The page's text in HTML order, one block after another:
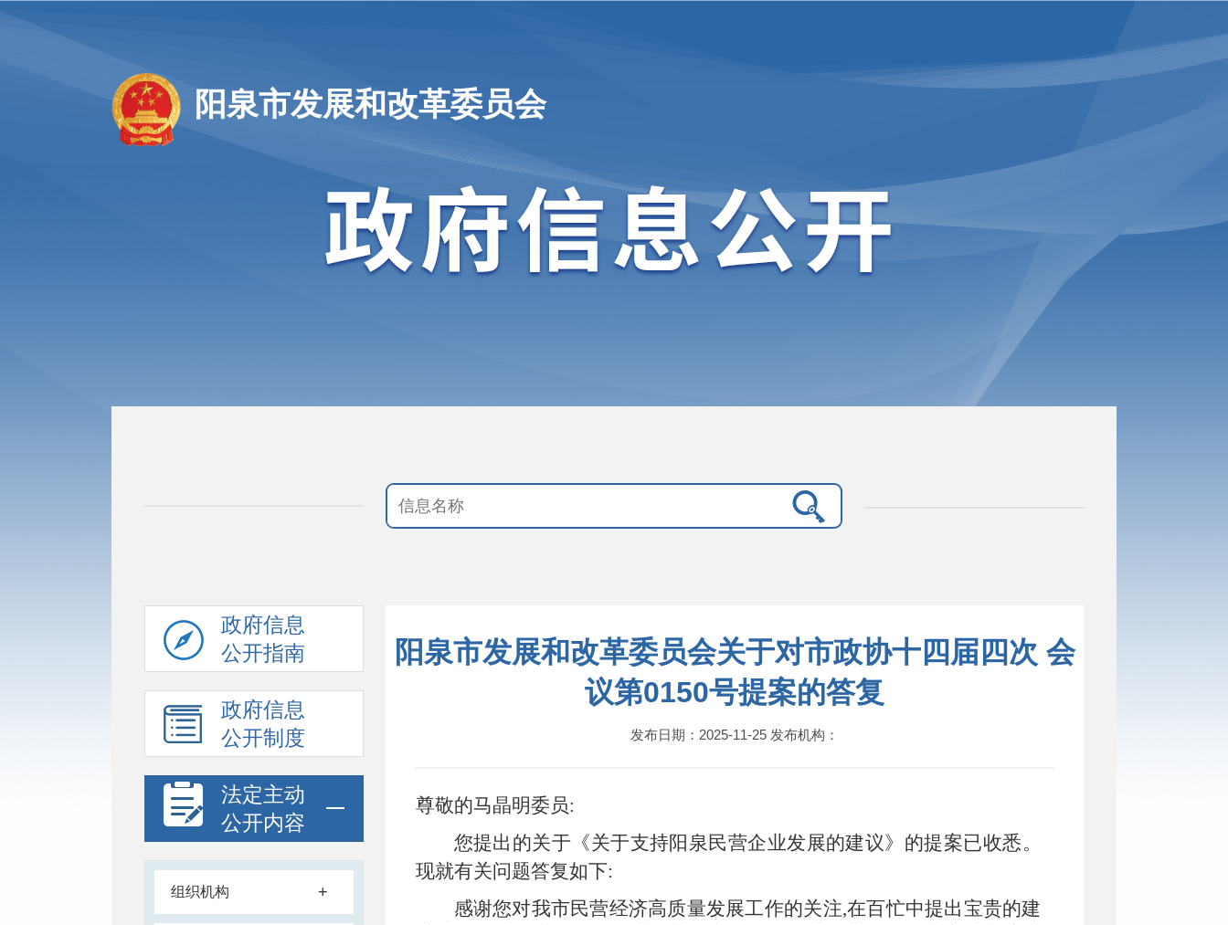
阳泉市发展和改革委员会
政府信息
公开指南
政府信息
公开制度
法定主动
公开内容
组织机构 +
阳泉市发展和改革委员会关于对市政协十四届四次 会
议第0150号提案的答复
发布日期：2025-11-25 发布机构：
尊敬的马晶明委员:
您提出的关于 《关于支持阳泉民营企业发展的建议》 的提案已收悉。
现就有关问题答复如下:
感谢您对我市民营经济高质量发展工作的关注,在百忙中提出宝贵的建